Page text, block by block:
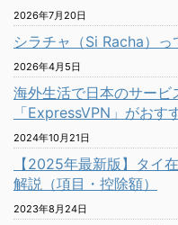
2026年7月20日
シラチャ（Si Racha）っ
2026年4月5日
海外生活で日本のサービ
「ExpressVPN」がおす
2024年10月21日
【2025年最新版】タイ
解説（項目・控除額）
2023年8月24日